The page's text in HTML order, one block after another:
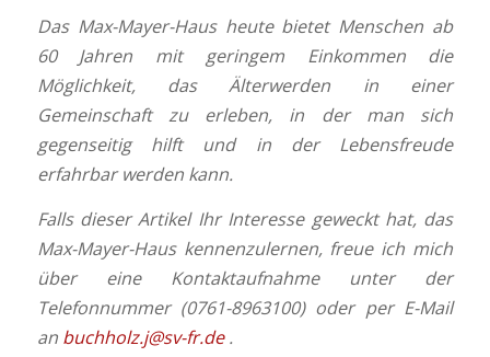
Das Max-Mayer-Haus heute bietet Menschen ab
60 Jahren mit geringem Einkommen die
Möglichkeit, das Älterwerden in einer
Gemeinschaft zu erleben, in der man sich
gegenseitig hilft und in der Lebensfreude
erfahrbar werden kann.
Falls dieser Artikel Ihr Interesse geweckt hat, das
Max-Mayer-Haus kennenzulernen, freue ich mich
über eine Kontaktaufnahme unter der
Telefonnummer (0761-8963100) oder per E-Mail
an buchholz.j@sv-fr.de.